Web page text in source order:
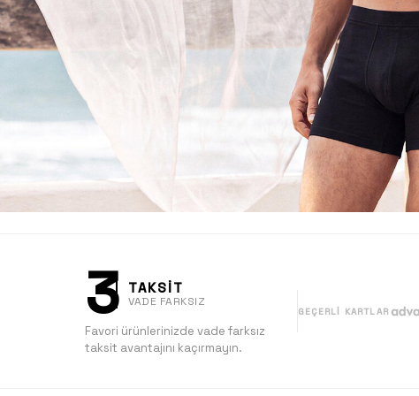
3 TAKSİT
VADE FARKSIZ
Favori ürünlerinizde vade farksız
taksit avantajını kaçırmayın.
GEÇERLI KARTLAR